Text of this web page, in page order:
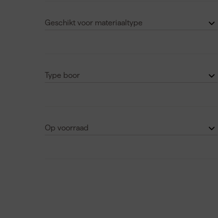
Wolfcraft
Geschikt voor materiaaltype
Type boor
Op voorraad